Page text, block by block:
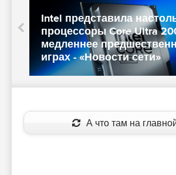
Intel представила
процессоры Core Ultra
медленнее
играх - «Новости сети»
А что там на